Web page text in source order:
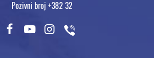
Pozivni broj +382 32